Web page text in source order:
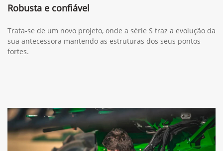
Robusta e confiável
Trata-se de um novo projeto, onde a série S traz a evolução da
sua antecessora mantendo as estruturas dos seus pontos
fortes.